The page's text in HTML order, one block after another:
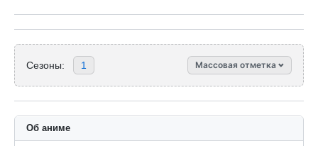
Сезоны: 1 Массовая отметка
Об аниме